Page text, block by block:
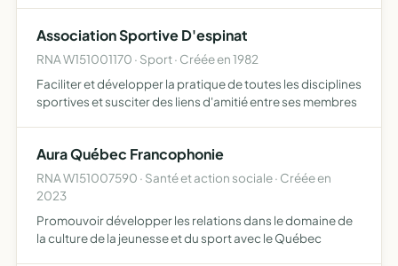
Association Sportive D'espinat
RNA W151001170 · Sport · Créée en 1982
Faciliter et développer la pratique de toutes les disciplines
sportives et susciter des liens d'amitié entre ses membres
Aura Québec Francophonie
RNA W151007590 · Santé et action sociale · Créée en
2023
Promouvoir développer les relations dans le domaine de
la culture de la jeunesse et du sport avec le Québec